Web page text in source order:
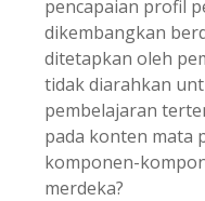
pencapaian profil
dikembangkan
ditetapkan oleh
tidak diarahkan
pembelajaran
pada konten mata
komponen-
merdeka?